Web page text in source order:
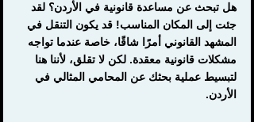
هل تبحث عن مساعدة قانونية في الأردن؟ لقد
جئت إلى المكان المناسب! قد يكون التنقل في
المشهد القانوني أمرًا شاقًا، خاصة عندما تواجه
مشكلات قانونية معقدة. لكن لا تقلق، لأننا هنا
لتبسيط عملية بحثك عن المحامي المثالي في
الأردن.